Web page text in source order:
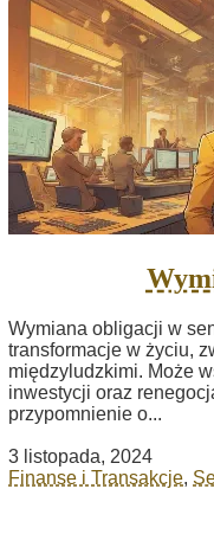
Wymiana obligacji w
transformacje w życiu,
międzyludzkimi. Może
inwestycji oraz
przypomnienie o...
3 listopada, 2024
Finanse i Transakcje,